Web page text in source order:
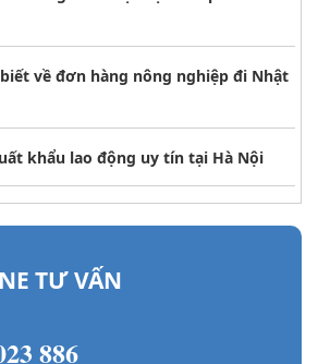
về đơn hàng nông nghiệp đi Nhật
khẩu lao động uy tín tại Hà Nội
TƯ VẤN
886